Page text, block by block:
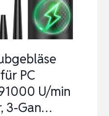
PC
U/min
3-Gan…